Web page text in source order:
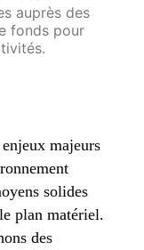
auprès des
fonds pour
majeurs
solides
plan matériel.
des